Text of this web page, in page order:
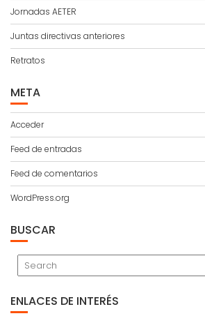
Jornadas AETER
Juntas directivas anteriores
Retratos
META
Acceder
Feed de entradas
Feed de comentarios
WordPress.org
BUSCAR
ENLACES DE INTERÉS